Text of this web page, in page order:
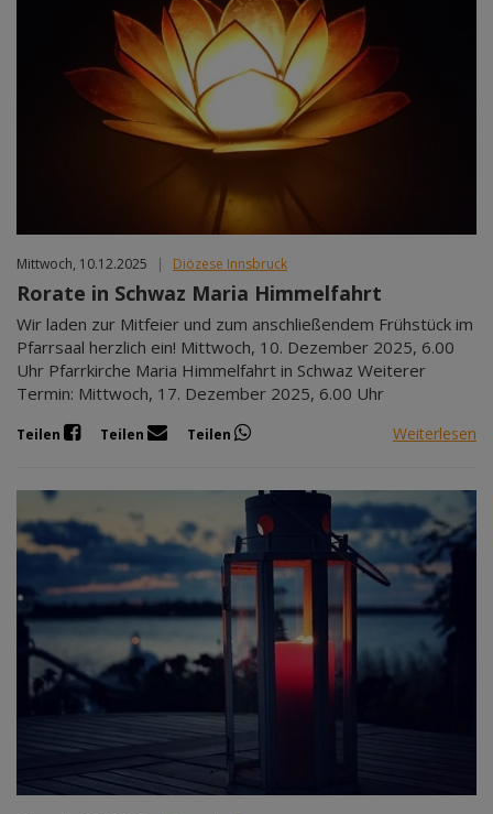
Mittwoch, 10.12.2025 | Diözese Innsbruck
Rorate in Schwaz Maria Himmelfahrt
Wir laden zur Mitfeier und zum anschließendem Frühstück im
Pfarrsaal herzlich ein! Mittwoch, 10. Dezember 2025, 6.00
Uhr Pfarrkirche Maria Himmelfahrt in Schwaz Weiterer
Termin: Mittwoch, 17. Dezember 2025, 6.00 Uhr
Teilen Teilen Teilen Weiterlesen